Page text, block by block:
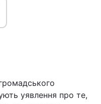
уявлення про те,